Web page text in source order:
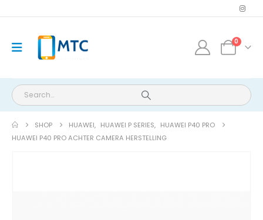
0
SHOP HUAWEI, HUAWEI P SERIES, HUAWEI P40 PRO
HUAWEI P40 PRO ACHTER CAMERA HERSTELLING